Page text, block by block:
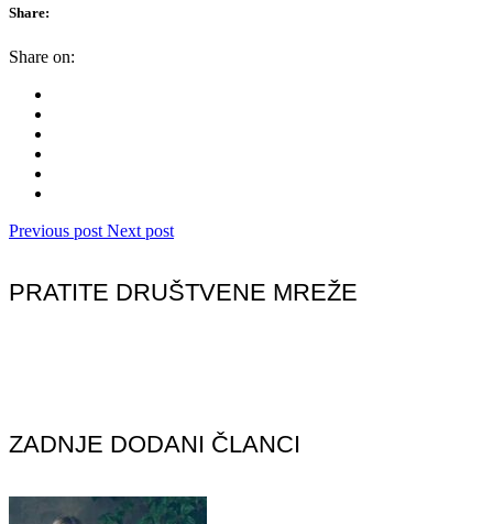
Share:
Share on:
Previous post Next post
PRATITE DRUŠTVENE MREŽE
ZADNJE DODANI ČLANCI